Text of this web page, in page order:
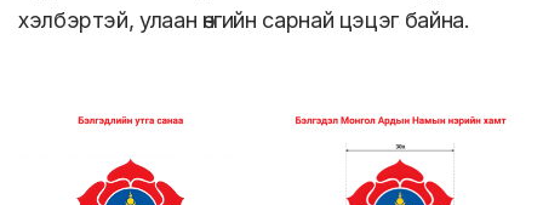
хэлбэртэй, улаан өнгийн сарнай цэцэг байна.